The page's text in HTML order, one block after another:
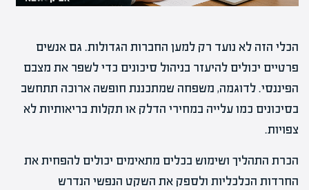
הכלי הזה לא נועד רק למען החברות הגדולות. גם אנשים
פרטיים יכולים להיעזר בניהול סיכונים כדי לשפר את מצבם
הפיננסי. לדוגמה, משפחה שמתכננת חופשה ארוכה תתחשב
בסיכונים כמו עלייה במחירי הדלק או תקלות בריאותיות לא
צפויות.
הכרת התהליך ושימוש בכלים מתאימים יכולים להפחית את
החרדות הכלכליות ולספק את השקט הנפשי הנדרש